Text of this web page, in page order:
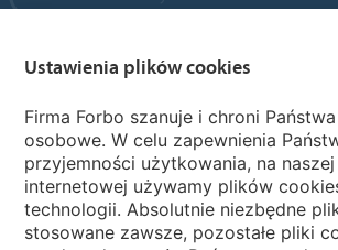
Wybierz kraj
My Forbo
Ustawienia plików cookies
Firma Forbo szanuje i chroni
osobowe. W celu zapewnienia
przyjemności użytkowania, na
internetowej używamy plików
technologii. Absolutnie niezbędne
stosowane zawsze, pozostałe pliki